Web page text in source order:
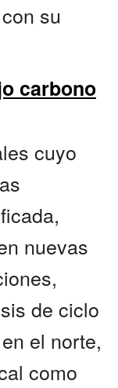
su
carbono
cuyo
nuevas
de ciclo
el norte,
como